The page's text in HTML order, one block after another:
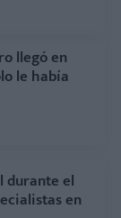
llegó en
le había
durante el
en